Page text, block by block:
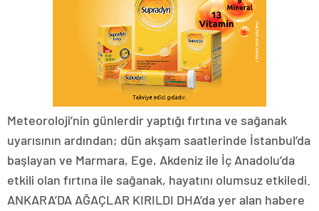
Meteoroloji’nin günlerdir yaptığı fırtına ve sağanak
uyarısının ardından; dün akşam saatlerinde İstanbul’da
başlayan ve Marmara, Ege, Akdeniz ile İç Anadolu’da
etkili olan fırtına ile sağanak, hayatını olumsuz etkiledi.
ANKARA’DA AĞAÇLAR KIRILDI DHA’da yer alan habere